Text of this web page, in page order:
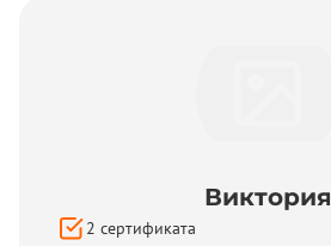
Виктория
2 сертификата